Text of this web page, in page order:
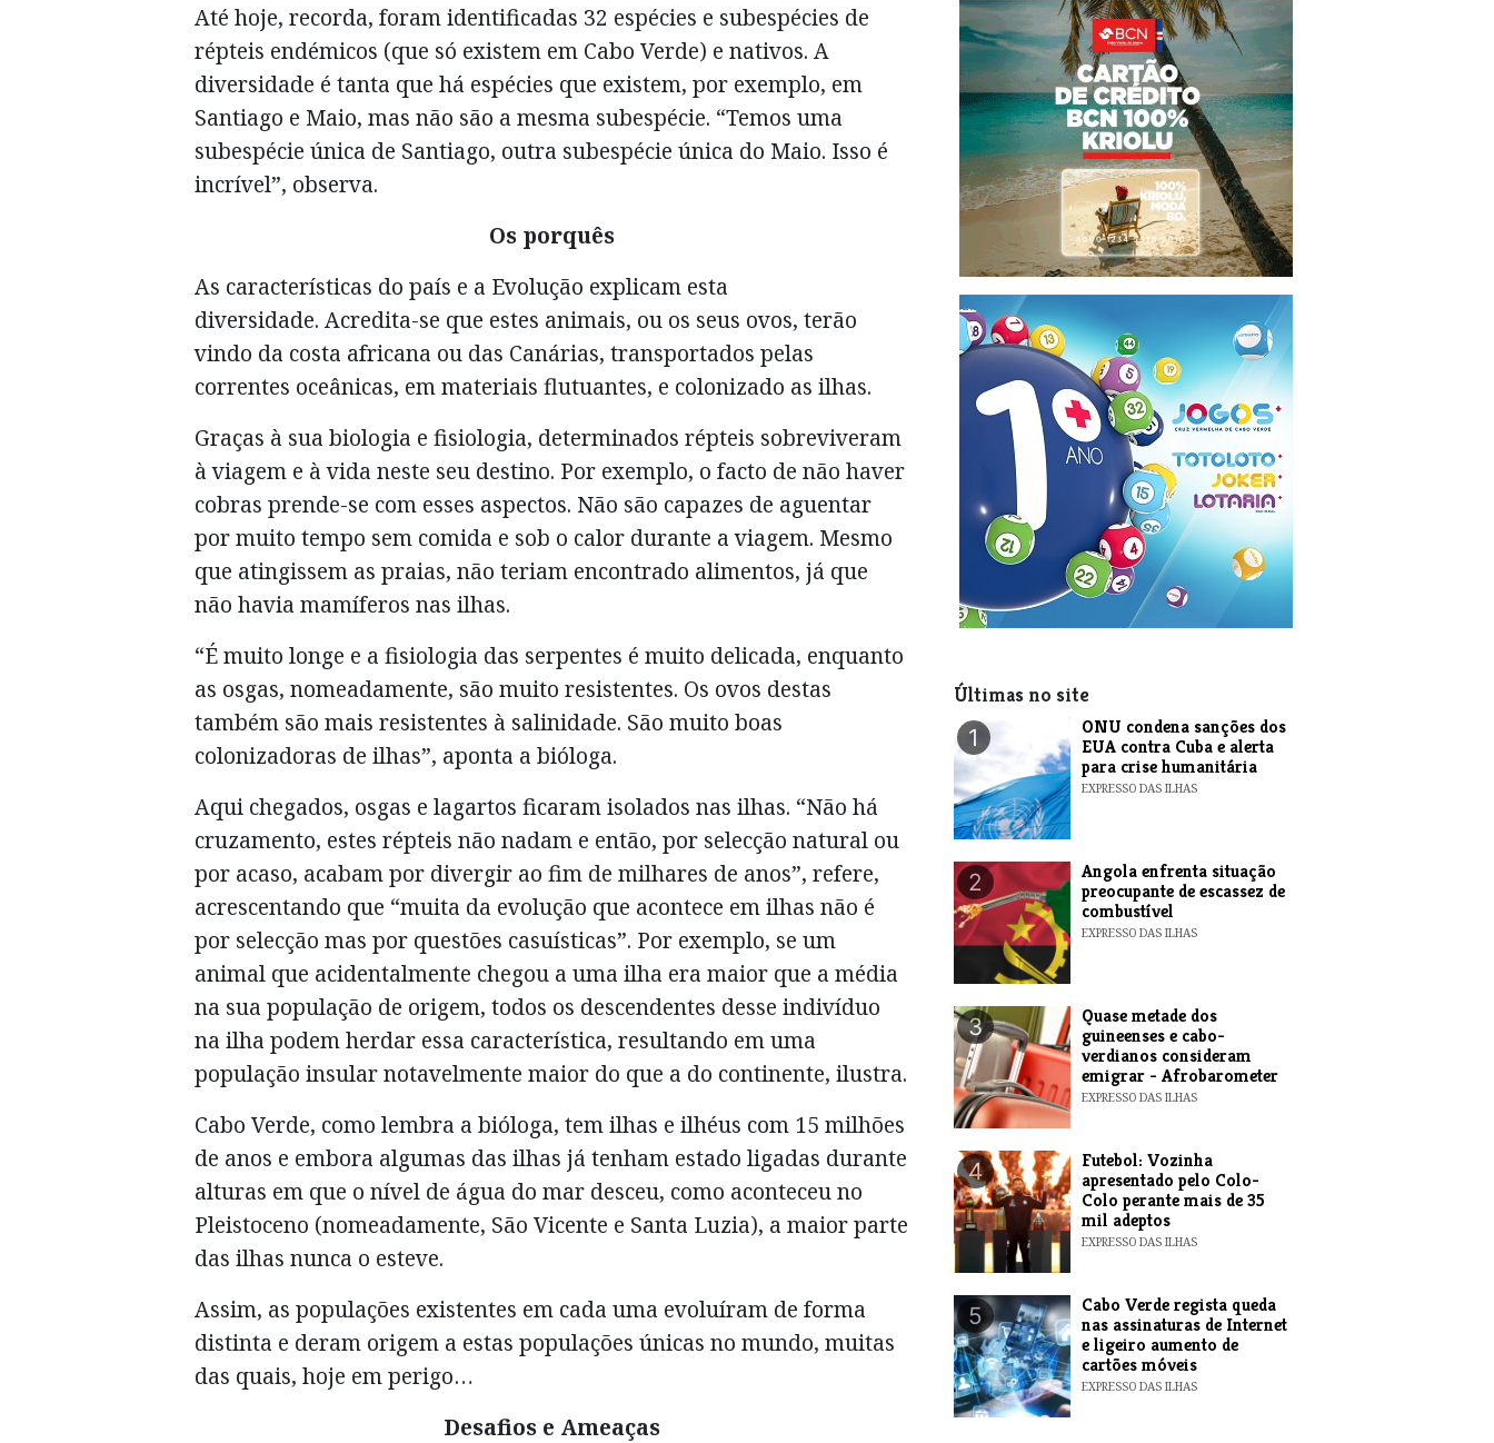
Até hoje, recorda, foram identificadas 32 espécies e subespécies de
répteis endémicos (que só existem em Cabo Verde) e nativos. A
diversidade é tanta que há espécies que existem, por exemplo, em
Santiago e Maio, mas não são a mesma subespécie. “Temos uma
subespécie única de Santiago, outra subespécie única do Maio. Isso é
incrível”, observa.
Os porquês
As características do país e a Evolução explicam esta
diversidade. Acredita-se que estes animais, ou os seus ovos, terão
vindo da costa africana ou das Canárias, transportados pelas
correntes oceânicas, em materiais flutuantes, e colonizado as ilhas.
Graças à sua biologia e fisiologia, determinados répteis sobreviveram
à viagem e à vida neste seu destino. Por exemplo, o facto de não haver
cobras prende-se com esses aspectos. Não são capazes de aguentar
por muito tempo sem comida e sob o calor durante a viagem. Mesmo
que atingissem as praias, não teriam encontrado alimentos, já que
não havia mamíferos nas ilhas.
“É muito longe e a fisiologia das serpentes é muito delicada, enquanto
as osgas, nomeadamente, são muito resistentes. Os ovos destas
também são mais resistentes à salinidade. São muito boas
colonizadoras de ilhas”, aponta a bióloga.
Aqui chegados, osgas e lagartos ficaram isolados nas ilhas. “Não há
cruzamento, estes répteis não nadam e então, por selecção natural ou
por acaso, acabam por divergir ao fim de milhares de anos”, refere,
acrescentando que “muita da evolução que acontece em ilhas não é
por selecção mas por questões casuísticas”. Por exemplo, se um
animal que acidentalmente chegou a uma ilha era maior que a média
na sua população de origem, todos os descendentes desse indivíduo
na ilha podem herdar essa característica, resultando em uma
população insular notavelmente maior do que a do continente, ilustra.
Cabo Verde, como lembra a bióloga, tem ilhas e ilhéus com 15 milhões
de anos e embora algumas das ilhas já tenham estado ligadas durante
alturas em que o nível de água do mar desceu, como aconteceu no
Pleistoceno (nomeadamente, São Vicente e Santa Luzia), a maior parte
das ilhas nunca o esteve.
Assim, as populações existentes em cada uma evoluíram de forma
distinta e deram origem a estas populações únicas no mundo, muitas
das quais, hoje em perigo…
Desafios e Ameaças
Últimas no site
1
ONU condena sanções dos
EUA contra Cuba e alerta
para crise humanitária
EXPRESSO DAS ILHAS
2
Angola enfrenta situação
preocupante de escassez de
combustível
EXPRESSO DAS ILHAS
3
Quase metade dos
guineenses e cabo-
verdianos consideram
emigrar - Afrobarometer
EXPRESSO DAS ILHAS
4
Futebol: Vozinha
apresentado pelo Colo-
Colo perante mais de 35
mil adeptos
EXPRESSO DAS ILHAS
5
Cabo Verde regista queda
nas assinaturas de Internet
e ligeiro aumento de
cartões móveis
EXPRESSO DAS ILHAS